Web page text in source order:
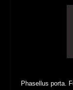
Phasellus porta.